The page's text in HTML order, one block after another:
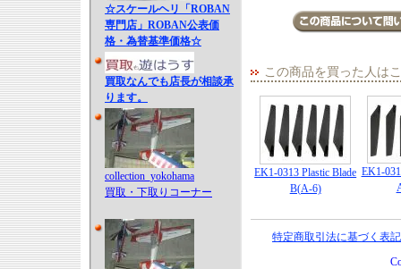
☆スケールヘリ「ROBAN
専門店」ROBAN公表価
格・為替基準価格☆
買取なんでも店長が相談承
ります。
collection_yokohama
買取・下取りコーナー
この商品を買った人は
EK1-0313 Plastic Blade
B(A-6)
EK1-
特定商取引法に基づく表記